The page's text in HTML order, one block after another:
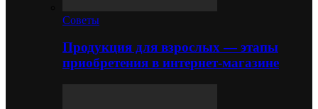
Советы
Продукция для взрослых — этапы
приобретения в интернет-магазине